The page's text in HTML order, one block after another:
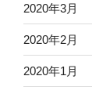
2020年3月
2020年2月
2020年1月